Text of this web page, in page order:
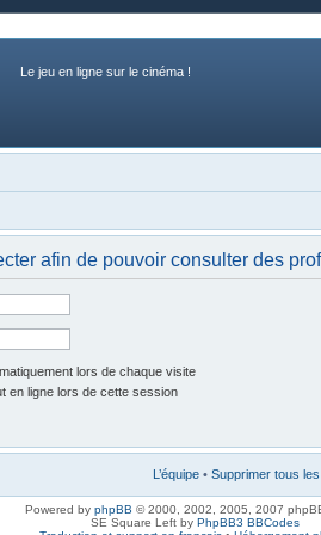
Le jeu en ligne sur le cinéma !
afin de pouvoir consulter des
lors de chaque visite
en ligne lors de cette session
L’équipe • Supprimer tous
Powered by phpBB © 2000, 2002, 2005, 2007
SE Square Left by PhpBB3 BBCodes